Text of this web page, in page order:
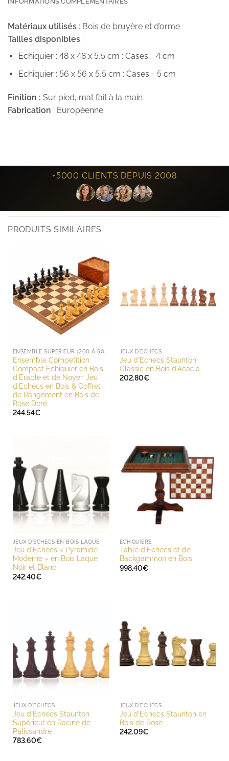
Matériaux utilisés : Bois de bruyère et d’orme
Tailles disponibles :
Echiquier : 48 x 48 x 5,5 cm ; Cases = 4 cm
Echiquier : 56 x 56 x 5,5 cm ; Cases = 5 cm
Finition : Sur pied, mat fait à la main
Fabrication : Européenne
+5000 CLIENTS DEPUIS 2008
PRODUITS SIMILAIRES
Ensemble Competition
Compact Echiquier en Bois
d’Erable et de Noyer, Jeu
d’Echecs en Bois & Coffret
de Rangement en Bois de
Rose Doré
244.54€
JEUX D'ECHECS
Jeu d’Echecs Staunton
Classic en Bois d’Acacia
202.80€
JEUX D'ECHECS EN BOIS LAQUÉ
Jeu d’Echecs « Pyramide
Moderne » en Bois Laqué
Noir et Blanc
242.40€
ECHIQUIERS
Table d’Echecs et de
Backgammon en Bois
998.40€
JEUX D'ECHECS
Jeu d’Echecs Staunton
Supérieur en Racine de
Palissandre
783.60€
JEUX D'ECHECS
Jeu d’Echecs Staunton en
Bois de Rose
242.09€